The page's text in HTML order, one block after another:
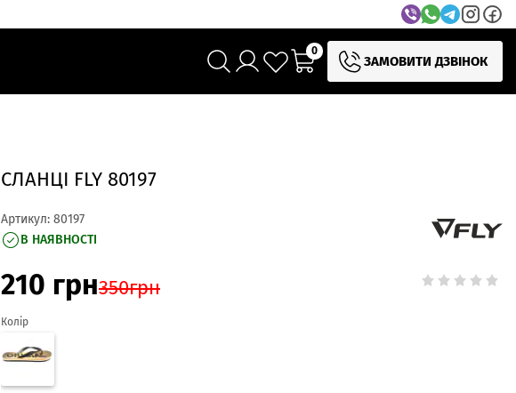
0
ЗАМОВИТИ ДЗВІНОК
СЛАНЦІ FLY 80197
Артикул: 80197
В НАЯВНОСТІ
210 грн350грн
Колір